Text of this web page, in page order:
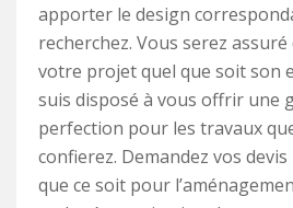
apporter le design
recherchez. Vous serez
votre projet quel que soit son
suis disposé à vous offrir une
perfection pour les travaux
confierez. Demandez vos
que ce soit pour